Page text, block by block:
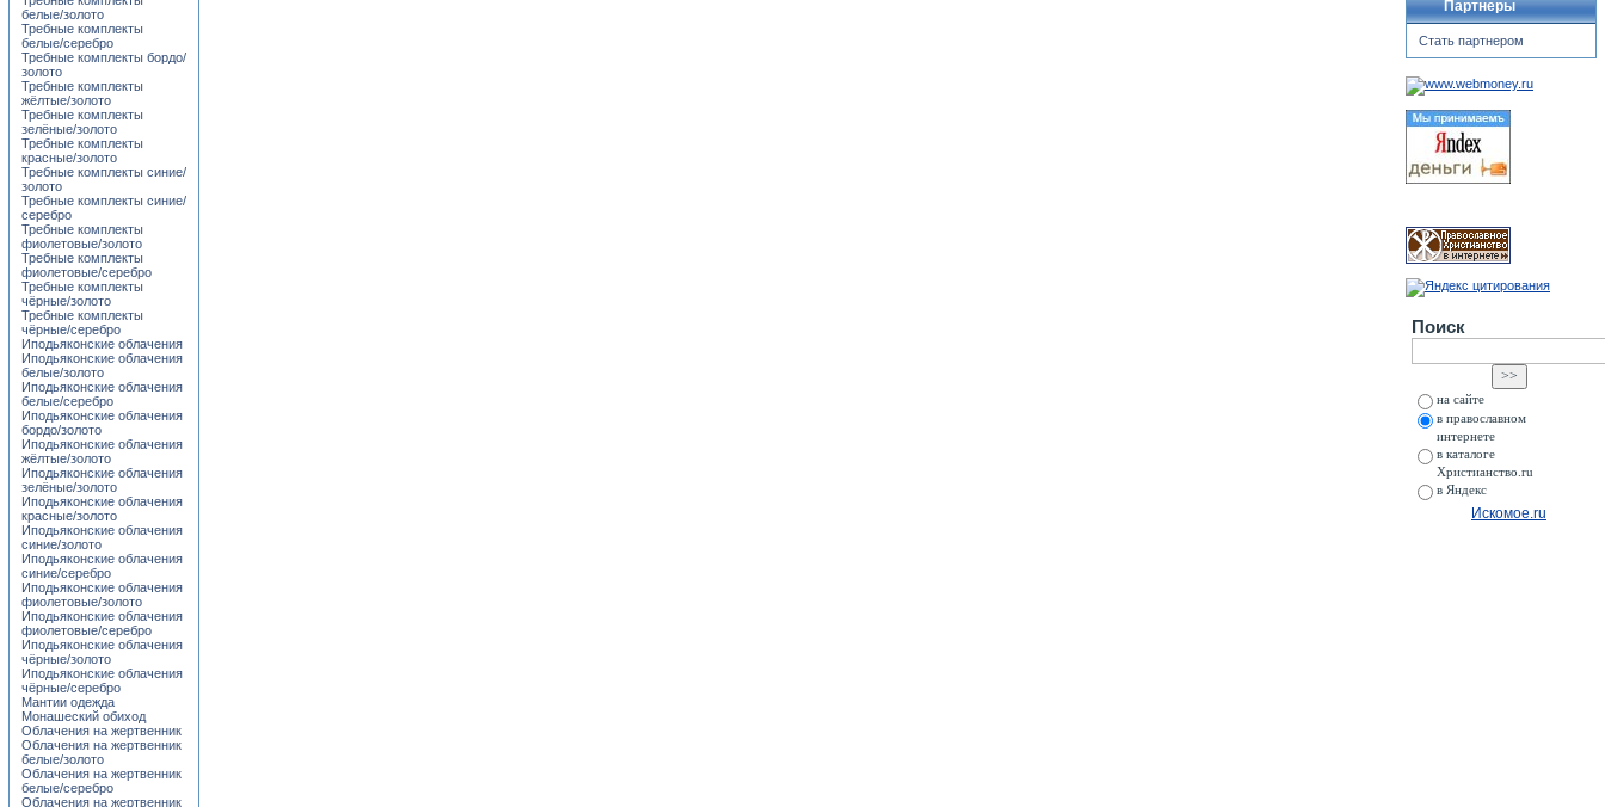
белые/золото
Требные комплекты
белые/серебро
Требные комплекты бордо/
золото
Требные комплекты
жёлтые/золото
Требные комплекты
зелёные/золото
Требные комплекты
красные/золото
Требные комплекты синие/
золото
Требные комплекты синие/
серебро
Требные комплекты
фиолетовые/золото
Требные комплекты
фиолетовые/серебро
Требные комплекты
чёрные/золото
Требные комплекты
чёрные/серебро
Иподьяконские облачения
Иподьяконские облачения
белые/золото
Иподьяконские облачения
белые/серебро
Иподьяконские облачения
бордо/золото
Иподьяконские облачения
жёлтые/золото
Иподьяконские облачения
зелёные/золото
Иподьяконские облачения
красные/золото
Иподьяконские облачения
синие/золото
Иподьяконские облачения
синие/серебро
Иподьяконские облачения
фиолетовые/золото
Иподьяконские облачения
фиолетовые/серебро
Иподьяконские облачения
чёрные/золото
Иподьяконские облачения
чёрные/серебро
Мантии одежда
Монашеский обиход
Облачения на жертвенник
Облачения на жертвенник
белые/золото
Облачения на жертвенник
белые/серебро
Облачения на жертвенник
Партнеры
Стать партнером
Поиск
на сайте
в православном
интернете
в каталоге
Христианство.ru
в Яндекс
Искомое.ru